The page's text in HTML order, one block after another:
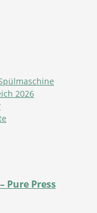
2026
Pure Press